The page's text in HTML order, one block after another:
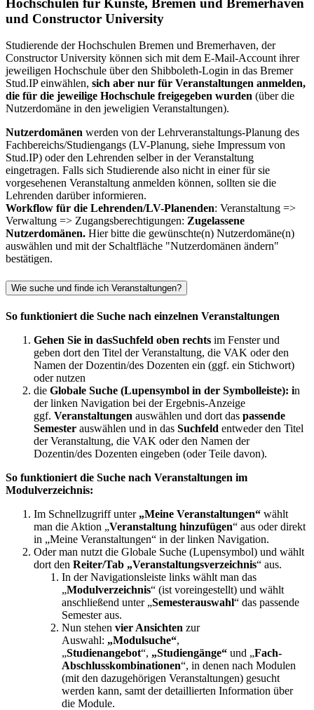
und Constructor University
Studierende der Hochschulen Bremen und Bremerhaven, der
Constructor University können sich mit dem E-Mail-Account ihrer
jeweiligen Hochschule über den Shibboleth-Login in das Bremer
Stud.IP einwählen, sich aber nur für Veranstaltungen anmelden,
die für die jeweilige Hochschule freigegeben wurden (über die
Nutzerdomäne in den jeweligien Veranstaltungen).
Nutzerdomänen werden von der Lehrveranstaltungs-Planung des
Fachbereichs/Studiengangs (LV-Planung, siehe Impressum von
Stud.IP) oder den Lehrenden selber in der Veranstaltung
eingetragen. Falls sich Studierende also nicht in einer für sie
vorgesehenen Veranstaltung anmelden können, sollten sie die
Lehrenden darüber informieren.
Workflow für die Lehrenden/LV-Planenden: Veranstaltung =>
Verwaltung => Zugangsberechtigungen: Zugelassene
Nutzerdomänen. Hier bitte die gewünschte(n) Nutzerdomäne(n)
auswählen und mit der Schaltfläche "Nutzerdomänen ändern"
bestätigen.
Wie suche und finde ich Veranstaltungen?
So funktioniert die Suche nach einzelnen Veranstaltungen
Gehen Sie in dasSuchfeld oben rechts im Fenster und
geben dort den Titel der Veranstaltung, die VAK oder den
Namen der Dozentin/des Dozenten ein (ggf. ein Stichwort)
oder nutzen
die Globale Suche (Lupensymbol in der Symbolleiste): in
der linken Navigation bei der Ergebnis-Anzeige
ggf. Veranstaltungen auswählen und dort das passende
Semester auswählen und in das Suchfeld entweder den Titel
der Veranstaltung, die VAK oder den Namen der
Dozentin/des Dozenten eingeben (oder Teile davon).
So funktioniert die Suche nach Veranstaltungen im
Modulverzeichnis:
Im Schnellzugriff unter „Meine Veranstaltungen“ wählt
man die Aktion „Veranstaltung hinzufügen“ aus oder direkt
in „Meine Veranstaltungen“ in der linken Navigation.
Oder man nutzt die Globale Suche (Lupensymbol) und wählt
dort den Reiter/Tab „Veranstaltungsverzeichnis“ aus.
In der Navigationsleiste links wählt man das
„Modulverzeichnis“ (ist voreingestellt) und wählt
anschließend unter „Semesterauswahl“ das passende
Semester aus.
Nun stehen vier Ansichten zur
Auswahl: „Modulsuche“,
„Studienangebot“, „Studiengänge“ und „Fach-
Abschlusskombinationen“, in denen nach Modulen
(mit den dazugehörigen Veranstaltungen) gesucht
werden kann, samt der detaillierten Information über
die Module.